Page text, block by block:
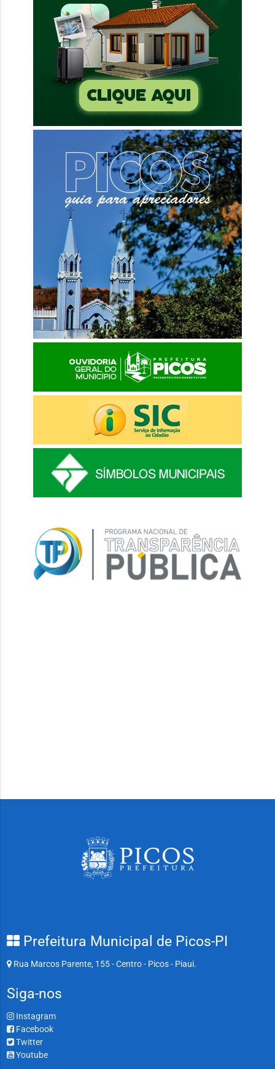
Prefeitura Municipal de Picos-PI
Rua Marcos Parente, 155 - Centro - Picos - Piaui.
Siga-nos
Instagram
Facebook
Twitter
Youtube